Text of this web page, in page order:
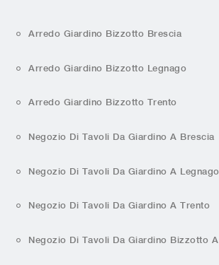
Arredo Giardino Bizzotto Brescia
Arredo Giardino Bizzotto Legnago
Arredo Giardino Bizzotto Trento
Negozio Di Tavoli Da Giardino A Brescia
Negozio Di Tavoli Da Giardino A Legnago
Negozio Di Tavoli Da Giardino A Trento
Negozio Di Tavoli Da Giardino Bizzotto